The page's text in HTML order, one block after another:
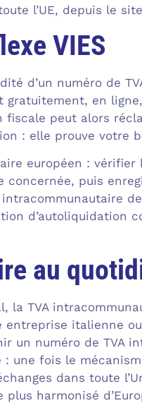
l’UE, depuis le
VIES
d’un numéro de
en
peut alors
: elle prouve votre
européen : vérifier
concernée, puis
d’autoliquidation
au
la TVA
italienne
un numéro de TVA
: une fois le
dans toute
harmonisé